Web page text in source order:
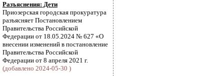
Разъяснения: Дети
Приозерская городская прокуратура
разъясняет Постановлением
Правительства Российской
Федерации от 18.05.2024 № 627 «О
внесении изменений в постановление
Правительства Российской
Федерации от 8 апреля 2021 г.
(добавлено 2024-05-30 )